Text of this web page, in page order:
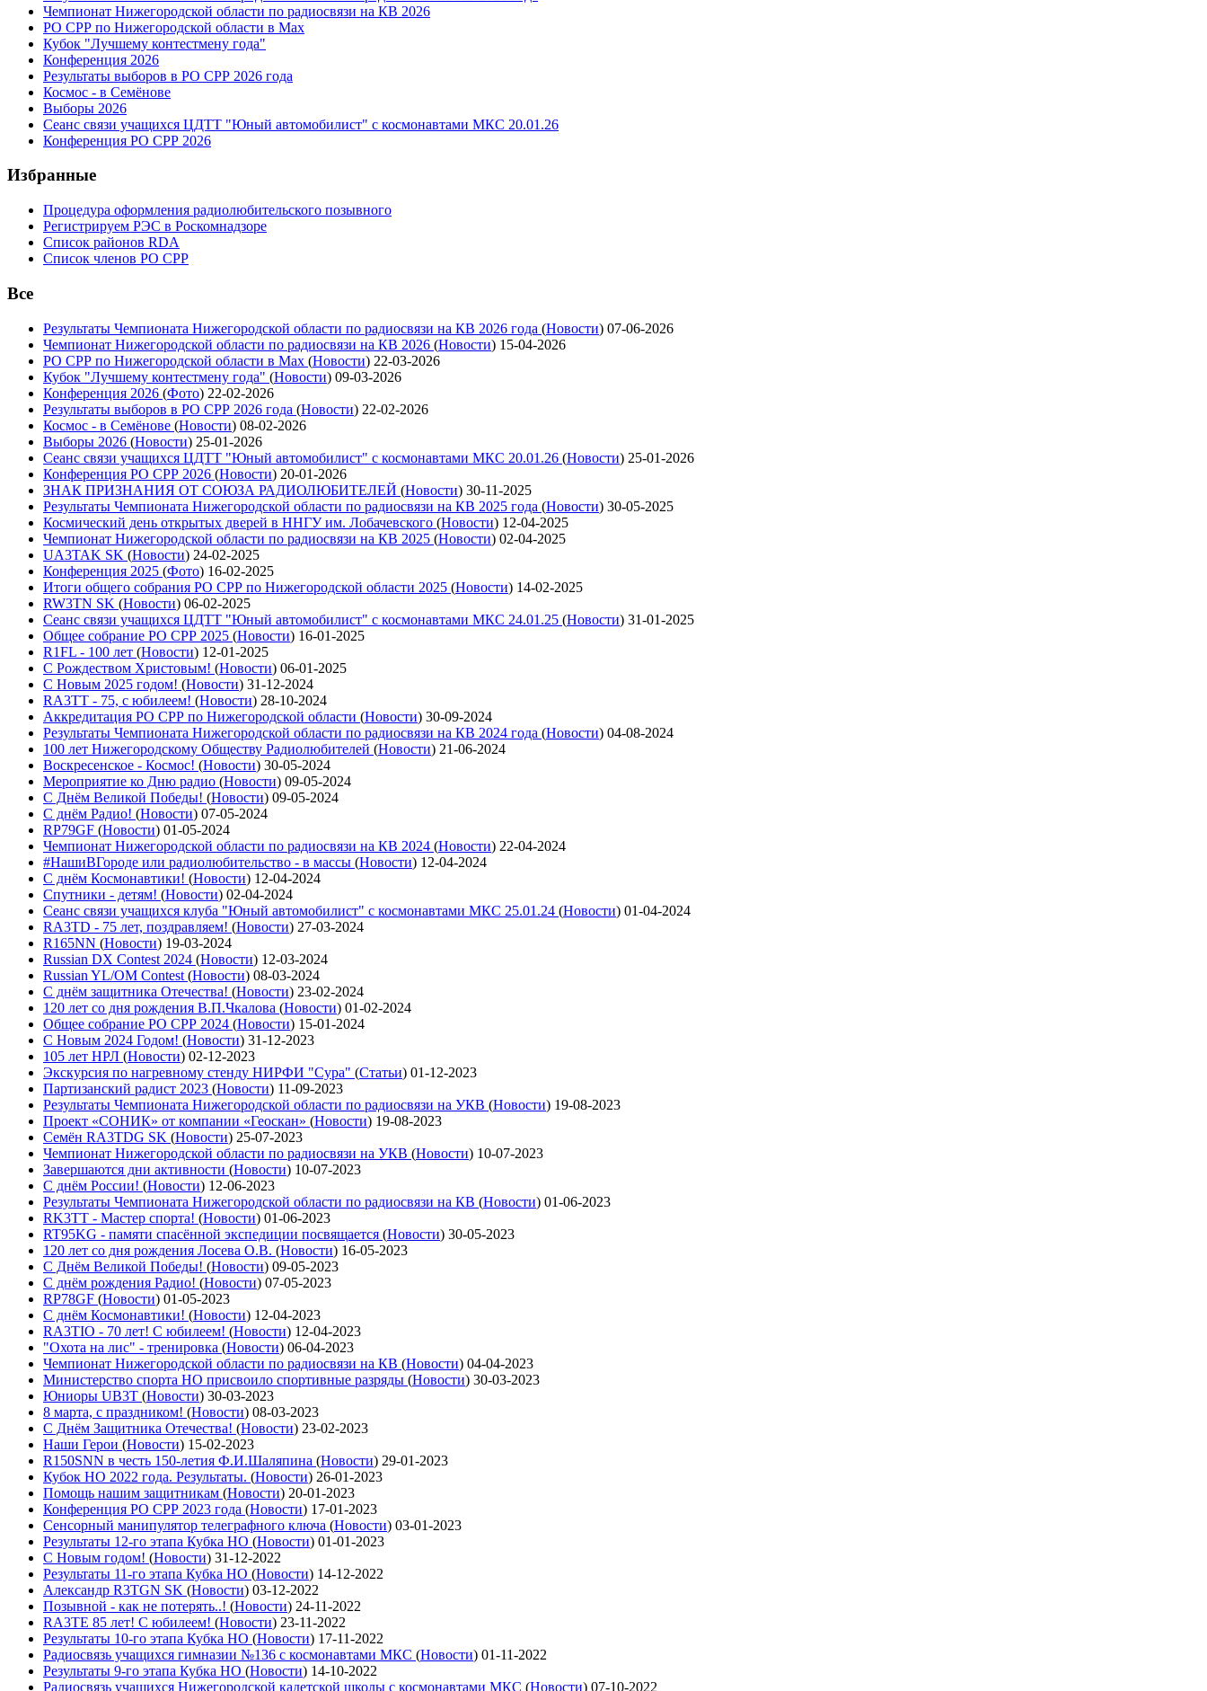
Чемпионат Нижегородской области по радиосвязи на КВ 2026
РО СРР по Нижегородской области в Max
Кубок "Лучшему контестмену года"
Конференция 2026
Результаты выборов в РО СРР 2026 года
Космос - в Семёнове
Выборы 2026
Сеанс связи учащихся ЦДТТ "Юный автомобилист" с космонавтами МКС 20.01.26
Конференция РО СРР 2026
Избранные
Процедура оформления радиолюбительского позывного
Регистрируем РЭС в Роскомнадзоре
Список районов RDA
Список членов РО СРР
Все
Результаты Чемпионата Нижегородской области по радиосвязи на КВ 2026 года (Новости) 07-06-2026
Чемпионат Нижегородской области по радиосвязи на КВ 2026 (Новости) 15-04-2026
РО СРР по Нижегородской области в Max (Новости) 22-03-2026
Кубок "Лучшему контестмену года" (Новости) 09-03-2026
Конференция 2026 (Фото) 22-02-2026
Результаты выборов в РО СРР 2026 года (Новости) 22-02-2026
Космос - в Семёнове (Новости) 08-02-2026
Выборы 2026 (Новости) 25-01-2026
Сеанс связи учащихся ЦДТТ "Юный автомобилист" с космонавтами МКС 20.01.26 (Новости) 25-01-2026
Конференция РО СРР 2026 (Новости) 20-01-2026
ЗНАК ПРИЗНАНИЯ ОТ СОЮЗА РАДИОЛЮБИТЕЛЕЙ (Новости) 30-11-2025
Результаты Чемпионата Нижегородской области по радиосвязи на КВ 2025 года (Новости) 30-05-2025
Космический день открытых дверей в ННГУ им. Лобачевского (Новости) 12-04-2025
Чемпионат Нижегородской области по радиосвязи на КВ 2025 (Новости) 02-04-2025
UA3TAK SK (Новости) 24-02-2025
Конференция 2025 (Фото) 16-02-2025
Итоги общего собрания РО СРР по Нижегородской области 2025 (Новости) 14-02-2025
RW3TN SK (Новости) 06-02-2025
Сеанс связи учащихся ЦДТТ "Юный автомобилист" с космонавтами МКС 24.01.25 (Новости) 31-01-2025
Общее собрание РО СРР 2025 (Новости) 16-01-2025
R1FL - 100 лет (Новости) 12-01-2025
С Рождеством Христовым! (Новости) 06-01-2025
С Новым 2025 годом! (Новости) 31-12-2024
RA3TT - 75, с юбилеем! (Новости) 28-10-2024
Аккредитация РО СРР по Нижегородской области (Новости) 30-09-2024
Результаты Чемпионата Нижегородской области по радиосвязи на КВ 2024 года (Новости) 04-08-2024
100 лет Нижегородскому Обществу Радиолюбителей (Новости) 21-06-2024
Воскресенское - Космос! (Новости) 30-05-2024
Мероприятие ко Дню радио (Новости) 09-05-2024
С Днём Великой Победы! (Новости) 09-05-2024
С днём Радио! (Новости) 07-05-2024
RP79GF (Новости) 01-05-2024
Чемпионат Нижегородской области по радиосвязи на КВ 2024 (Новости) 22-04-2024
#НашиВГороде или радиолюбительство - в массы (Новости) 12-04-2024
С днём Космонавтики! (Новости) 12-04-2024
Спутники - детям! (Новости) 02-04-2024
Сеанс связи учащихся клуба "Юный автомобилист" с космонавтами МКС 25.01.24 (Новости) 01-04-2024
RA3TD - 75 лет, поздравляем! (Новости) 27-03-2024
R165NN (Новости) 19-03-2024
Russian DX Contest 2024 (Новости) 12-03-2024
Russian YL/OM Contest (Новости) 08-03-2024
С днём защитника Отечества! (Новости) 23-02-2024
120 лет со дня рождения В.П.Чкалова (Новости) 01-02-2024
Общее собрание РО СРР 2024 (Новости) 15-01-2024
С Новым 2024 Годом! (Новости) 31-12-2023
105 лет НРЛ (Новости) 02-12-2023
Экскурсия по нагревному стенду НИРФИ "Сура" (Статьи) 01-12-2023
Партизанский радист 2023 (Новости) 11-09-2023
Результаты Чемпионата Нижегородской области по радиосвязи на УКВ (Новости) 19-08-2023
Проект «СОНИК» от компании «Геоскан» (Новости) 19-08-2023
Семён RA3TDG SK (Новости) 25-07-2023
Чемпионат Нижегородской области по радиосвязи на УКВ (Новости) 10-07-2023
Завершаются дни активности (Новости) 10-07-2023
С днём России! (Новости) 12-06-2023
Результаты Чемпионата Нижегородской области по радиосвязи на КВ (Новости) 01-06-2023
RK3TT - Мастер спорта! (Новости) 01-06-2023
RT95KG - памяти спасённой экспедиции посвящается (Новости) 30-05-2023
120 лет со дня рождения Лосева О.В. (Новости) 16-05-2023
С Днём Великой Победы! (Новости) 09-05-2023
С днём рождения Радио! (Новости) 07-05-2023
RP78GF (Новости) 01-05-2023
С днём Космонавтики! (Новости) 12-04-2023
RA3TIO - 70 лет! С юбилеем! (Новости) 12-04-2023
"Охота на лис" - тренировка (Новости) 06-04-2023
Чемпионат Нижегородской области по радиосвязи на КВ (Новости) 04-04-2023
Министерство спорта НО присвоило спортивные разряды (Новости) 30-03-2023
Юниоры UB3T (Новости) 30-03-2023
8 марта, с праздником! (Новости) 08-03-2023
С Днём Защитника Отечества! (Новости) 23-02-2023
Наши Герои (Новости) 15-02-2023
R150SNN в честь 150-летия Ф.И.Шаляпина (Новости) 29-01-2023
Кубок НО 2022 года. Результаты. (Новости) 26-01-2023
Помощь нашим защитникам (Новости) 20-01-2023
Конференция РО СРР 2023 года (Новости) 17-01-2023
Сенсорный манипулятор телеграфного ключа (Новости) 03-01-2023
Результаты 12-го этапа Кубка НО (Новости) 01-01-2023
С Новым годом! (Новости) 31-12-2022
Результаты 11-го этапа Кубка НО (Новости) 14-12-2022
Александр R3TGN SK (Новости) 03-12-2022
Позывной - как не потерять..! (Новости) 24-11-2022
RA3TE 85 лет! С юбилеем! (Новости) 23-11-2022
Результаты 10-го этапа Кубка НО (Новости) 17-11-2022
Радиосвязь учащихся гимназии №136 с космонавтами МКС (Новости) 01-11-2022
Результаты 9-го этапа Кубка НО (Новости) 14-10-2022
Радиосвязь учащихся Нижегородской кадетской школы с космонавтами МКС (Новости) 07-10-2022